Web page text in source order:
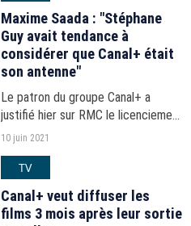
Maxime Saada : "Stéphane
Guy avait tendance à
considérer que Canal+ était
son antenne"
Le patron du groupe Canal+ a
justifié hier sur RMC le licenciement
de son commentateur sportif.
10 juin 2021
TV
Canal+ veut diffuser les
films 3 mois après leur sortie